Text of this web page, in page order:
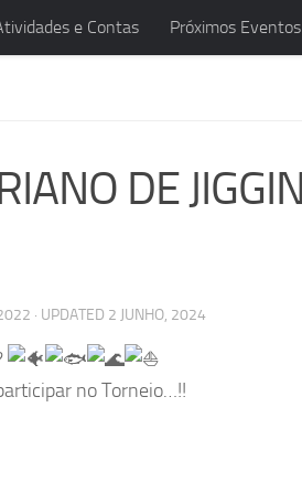
e Contas Próximos Eventos
DE
· UPDATED 2 JUNHO, 2024
no Torneio…!!